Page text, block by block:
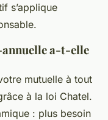
s’applique
a-t-elle
mutuelle à tout
à la loi Chatel.
: plus besoin